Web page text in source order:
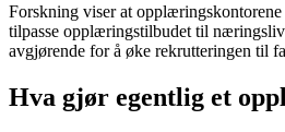
Forskning viser at
tilpasse opplæringstilbudet til
avgjørende for å øke rekrutteringen til
Hva gjør egentlig et